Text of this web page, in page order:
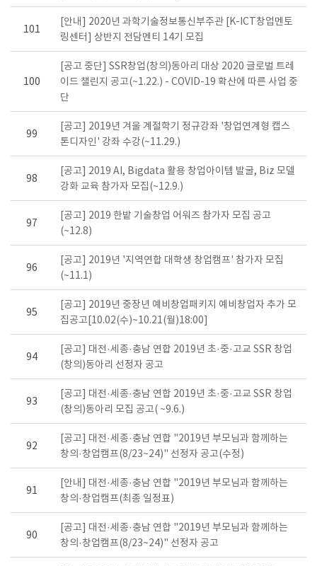
101
[안내] 2020년 과학기술정보통신부주관 [K-ICT창업멘토
링센터] 상반지 전담멘티 14기 모집
100
[공고 중단] SSR창업(창의)동아리 대상 2020 글로벌 트레
이드 챌린지 공고(~1.22.) - COVID-19 확산에 따른 사업 중
단
99
[공고] 2019년 겨울 계절학기 정규강좌 '창업연계형 캡스
톤디자인' 강좌 수강(~11.29.)
98
[공고] 2019 AI, Bigdata 활용 창업아이템 발굴, Biz 모델
강화 교육 참가자 모집(~12.9.)
97
[공고] 2019 한밭 기술창업 어워즈 참가자 모집 공고
(~12.8)
96
[공고] 2019년 '지역연합 대학생 창업캠프' 참가자 모집
(~11.1)
95
[공고] 2019년 중장년 예비창업패키지 예비창업자 추가 모
집공고[10.02(수)~10.21(월)18:00]
94
[공고] 대전·세종·충남 연합 2019년 초·중·고교 SSR 창업
(창의)동아리 선정자 공고
93
[공고] 대전·세종·충남 연합 2019년 초·중·고교 SSR 창업
(창의)동아리 모집 공고( ~9.6.)
92
[공고] 대전·세종·충남 연합 "2019년 부모님과 함께하는
창의·창업캠프(8/23~24)" 선정자 공고(수정)
91
[안내] 대전·세종·충남 연합 "2019년 부모님과 함께하는
창의·창업캠프(최종 일정표)
90
[공고] 대전·세종·충남 연합 "2019년 부모님과 함께하는
창의·창업캠프(8/23~24)" 선정자 공고